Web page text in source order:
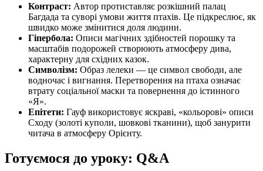
Контраст: Автор протиставляє розкішний палац
Багдада та суворі умови життя птахів. Це підкреслює, як
швидко може змінитися доля людини.
Гіпербола: Описи магічних здібностей порошку та
масштабів подорожей створюють атмосферу дива,
характерну для східних казок.
Символізм: Образ лелеки — це символ свободи, але
водночас і вигнання. Перетворення на птаха означає
втрату соціальної маски та повернення до істинного
«Я».
Епітети: Гауф використовує яскраві, «кольорові» описи
Сходу (золоті куполи, шовкові тканини), щоб занурити
читача в атмосферу Орієнту.
Готуємося до уроку: Q&A